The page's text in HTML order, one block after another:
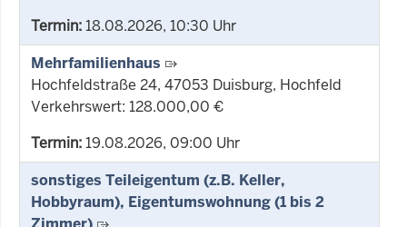
Termin:18.08.2026, 10:30 Uhr
Mehrfamilienhaus
Hochfeldstraße 24, 47053 Duisburg, Hochfeld
Verkehrswert: 128.000,00 €
Termin:19.08.2026, 09:00 Uhr
sonstiges Teileigentum (z.B. Keller,
Hobbyraum), Eigentumswohnung (1 bis 2